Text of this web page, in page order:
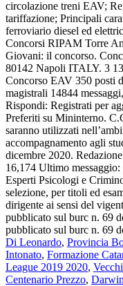
circolazione treni EAV;
tariffazione; Principali
ferroviario diesel ed
Concorsi RIPAM Torre
Giovani: il concorso.
80142 Napoli ITALY. 3
Concorso EAV 350 posti
magistrali 14844
Rispondi: Registrati per
Preferiti su Mininterno.
saranno utilizzati
accompagnamento agli
dicembre 2020.
16,174 Ultimo
Esperti Psicologi e
selezione, per titoli ed
dirigente ai sensi del
pubblicato sul burc n. 69
pubblicato sul burc n. 69
Di Leonardo, Provincia
Intonato, Formazione
League 2019 2020,
Centenario Prezzo,